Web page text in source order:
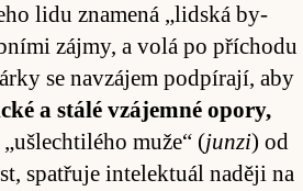
lidu zna­mená „lid­ská by­
zá­jmy, a volá po pří­chodu
se navzá­jem podpí­ra­jí, aby
a stálé vzá­jemné opo­ry,
mu­že“ (junzi) od
spat­řuje in­te­lek­tuál na­ději na